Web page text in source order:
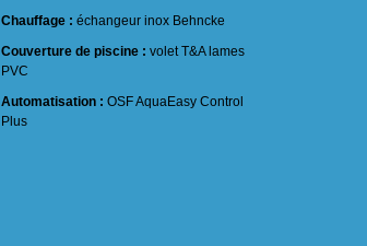
Chauffage : échangeur inox Behncke
Couverture de piscine : volet T&A lames
PVC
Automatisation : OSF AquaEasy Control
Plus